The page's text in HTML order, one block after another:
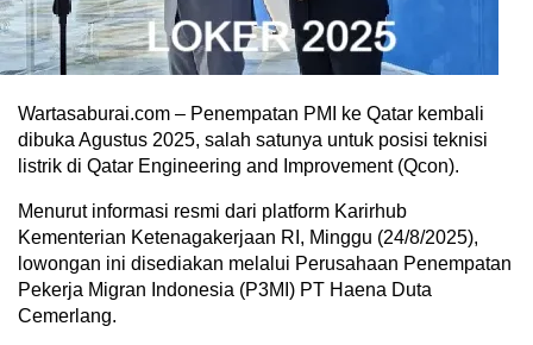
Wartasaburai.com – Penempatan PMI ke Qatar kembali
dibuka Agustus 2025, salah satunya untuk posisi teknisi
listrik di Qatar Engineering and Improvement (Qcon).
Menurut informasi resmi dari platform Karirhub
Kementerian Ketenagakerjaan RI, Minggu (24/8/2025),
lowongan ini disediakan melalui Perusahaan Penempatan
Pekerja Migran Indonesia (P3MI) PT Haena Duta
Cemerlang.